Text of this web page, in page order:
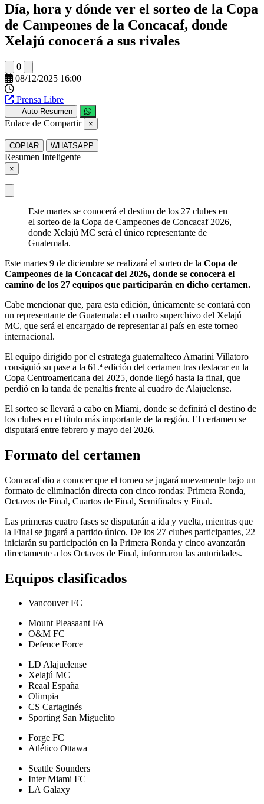
Día, hora y dónde ver el sorteo de la Copa
de Campeones de la Concacaf, donde
Xelajú conocerá a sus rivales
0
08/12/2025 16:00
Prensa Libre
Auto Resumen
Enlace de Compartir ×
COPIAR WHATSAPP
Resumen Inteligente
×
Este martes se conocerá el destino de los 27 clubes en
el sorteo de la Copa de Campeones de Concacaf 2026,
donde Xelajú MC será el único representante de
Guatemala.
Este martes 9 de diciembre se realizará el sorteo de la Copa de
Campeones de la Concacaf del 2026, donde se conocerá el
camino de los 27 equipos que participarán en dicho certamen.
Cabe mencionar que, para esta edición, únicamente se contará con
un representante de Guatemala: el cuadro superchivo del Xelajú
MC, que será el encargado de representar al país en este torneo
internacional.
El equipo dirigido por el estratega guatemalteco Amarini Villatoro
consiguió su pase a la 61.ª edición del certamen tras destacar en la
Copa Centroamericana del 2025, donde llegó hasta la final, que
perdió en la tanda de penaltis frente al cuadro de Alajuelense.
El sorteo se llevará a cabo en Miami, donde se definirá el destino de
los clubes en el título más importante de la región. El certamen se
disputará entre febrero y mayo del 2026.
Formato del certamen
Concacaf dio a conocer que el torneo se jugará nuevamente bajo un
formato de eliminación directa con cinco rondas: Primera Ronda,
Octavos de Final, Cuartos de Final, Semifinales y Final.
Las primeras cuatro fases se disputarán a ida y vuelta, mientras que
la Final se jugará a partido único. De los 27 clubes participantes, 22
iniciarán su participación en la Primera Ronda y cinco avanzarán
directamente a los Octavos de Final, informaron las autoridades.
Equipos clasificados
Vancouver FC
Mount Pleasaant FA
O&M FC
Defence Force
LD Alajuelense
Xelajú MC
Reaal España
Olimpia
CS Cartaginés
Sporting San Miguelito
Forge FC
Atlético Ottawa
Seattle Sounders
Inter Miami FC
LA Galaxy